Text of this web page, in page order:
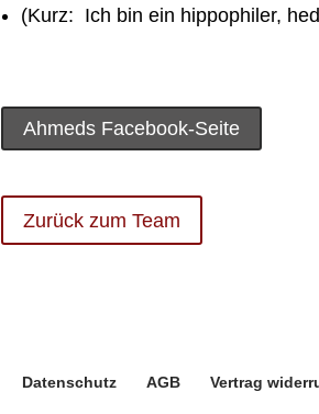
(Kurz: Ich bin ein hippophiler,
Ahmeds Facebook-Seite
Zurück zum Team
Datenschutz AGB Vertrag